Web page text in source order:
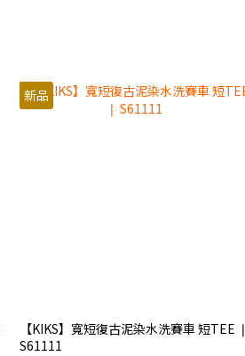
新品
【KIKS】寬短復古泥染水洗賽車 短TEE ❘
S61111